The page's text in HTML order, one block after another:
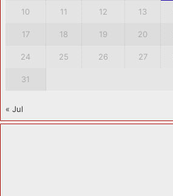
10 11 12 13
17 18 19 20
24 25 26 27
31
« Jul